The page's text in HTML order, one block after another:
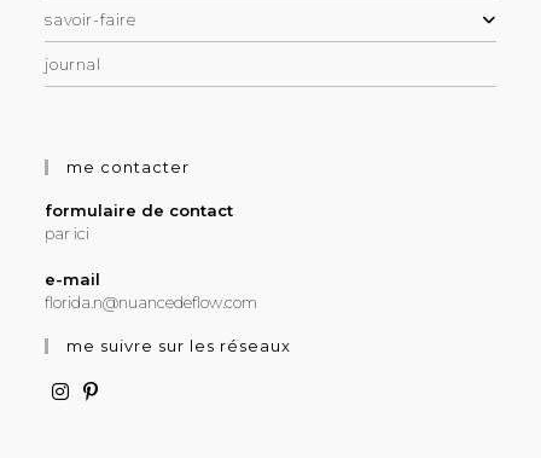
savoir-faire
journal
me contacter
formulaire de contact
par ici
e-mail
florida.n@nuancedeflow.com
me suivre sur les réseaux